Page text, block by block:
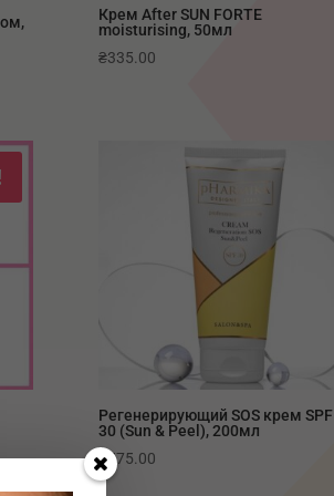
Крем After SUN FORTE
moisturising, 50мл
₴335.00
Регенерирующий SOS крем SPF
30 (Sun & Peel), 200мл
₴ 575.00